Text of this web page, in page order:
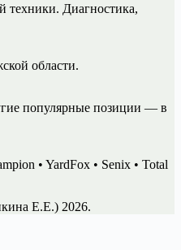
техники. Диагностика,
области.
популярные позиции — в
• YardFox • Senix • Total
Е.Е.) 2026.